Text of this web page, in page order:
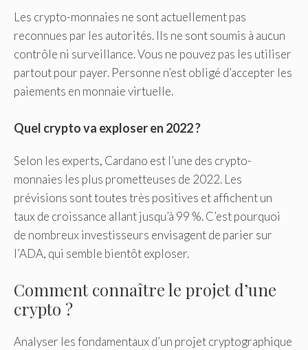
Les crypto-monnaies ne sont actuellement pas
reconnues par les autorités. Ils ne sont soumis à aucun
contrôle ni surveillance. Vous ne pouvez pas les utiliser
partout pour payer. Personne n’est obligé d’accepter les
paiements en monnaie virtuelle.
Quel crypto va exploser en 2022 ?
Selon les experts, Cardano est l’une des crypto-
monnaies les plus prometteuses de 2022. Les
prévisions sont toutes très positives et affichent un
taux de croissance allant jusqu’à 99 %. C’est pourquoi
de nombreux investisseurs envisagent de parier sur
l’ADA, qui semble bientôt exploser.
Comment connaître le projet d’une
crypto ?
Analyser les fondamentaux d’un projet cryptographique